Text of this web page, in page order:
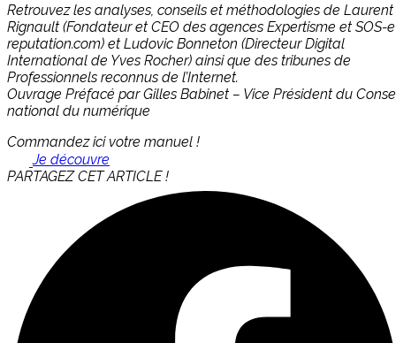
Retrouvez les analyses, conseils et méthodologies de Laurent
Rignault (Fondateur et CEO des agences Expertisme et SOS-
reputation.com) et Ludovic Bonneton (Directeur Digital
International de Yves Rocher) ainsi que des tribunes de
Professionnels reconnus de l’Internet.
Ouvrage Préfacé par Gilles Babinet – Vice Président du
national du numérique
Commandez ici votre manuel !
Je découvre
PARTAGEZ CET ARTICLE !